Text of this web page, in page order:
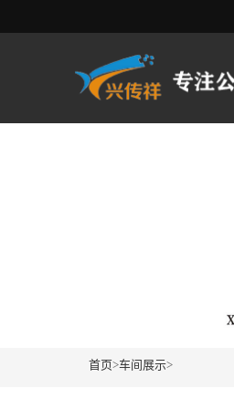
首页>车间展示>